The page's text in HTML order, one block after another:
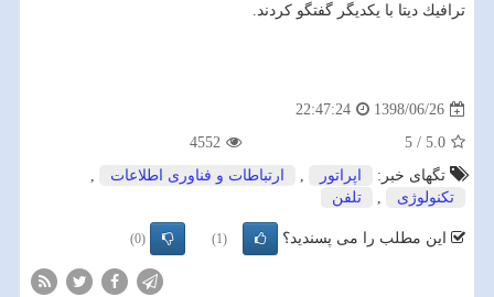
ترافیك دیتا با یكدیگر گفتگو كردند.
1398/06/26
22:47:24
5.0
/
5
4552
تگهای خبر:
اپراتور , ارتباطات و فناوری اطلاعات
,
تكنولوژی
, تلفن
این مطلب را می پسندید؟ (1)
(0)